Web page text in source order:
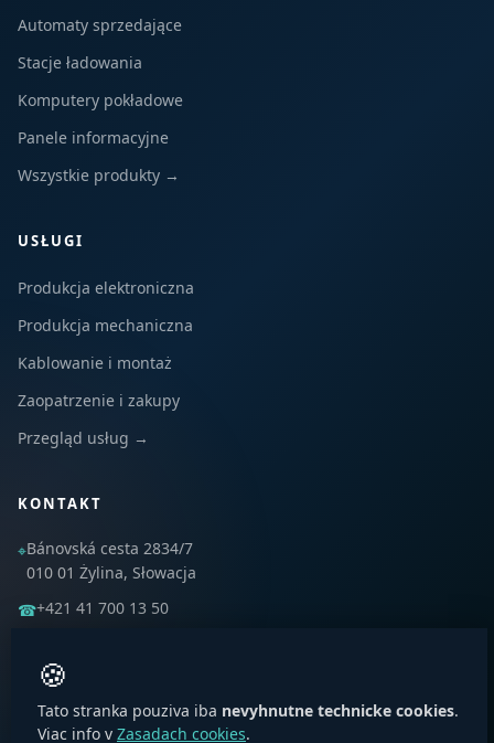
Automaty sprzedające
Stacje ładowania
Komputery pokładowe
Panele informacyjne
Wszystkie produkty →
USŁUGI
Produkcja elektroniczna
Produkcja mechaniczna
Kablowanie i montaż
Zaopatrzenie i zakupy
Przegląd usług →
KONTAKT
⌖Bánovská cesta 2834/7
010 01 Żylina, Słowacja
☎+421 41 700 13 50
🍪
Tato stranka pouziva iba nevyhnutne technicke cookies.
Viac info v Zasadach cookies.